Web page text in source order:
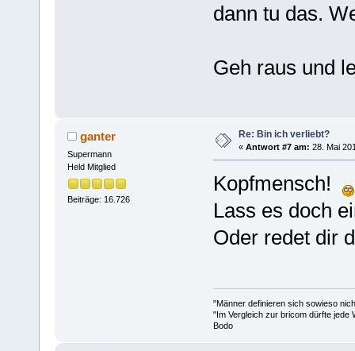
dann tu das.
Geh raus und
ganter
Supermann
Held Mitglied
Beiträge: 16.726
Re: Bin ich verliebt?
« Antwort #7 am: 28. Mai
Kopfmensch!
Lass es doch
Oder redet dir
"Männer definieren sich sowieso
"Im Vergleich zur bricom dürfte jede
Bodo